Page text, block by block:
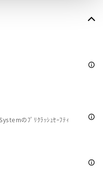
のﾌﾟﾘｸﾗｯｼｭｾｰﾌﾃｨ